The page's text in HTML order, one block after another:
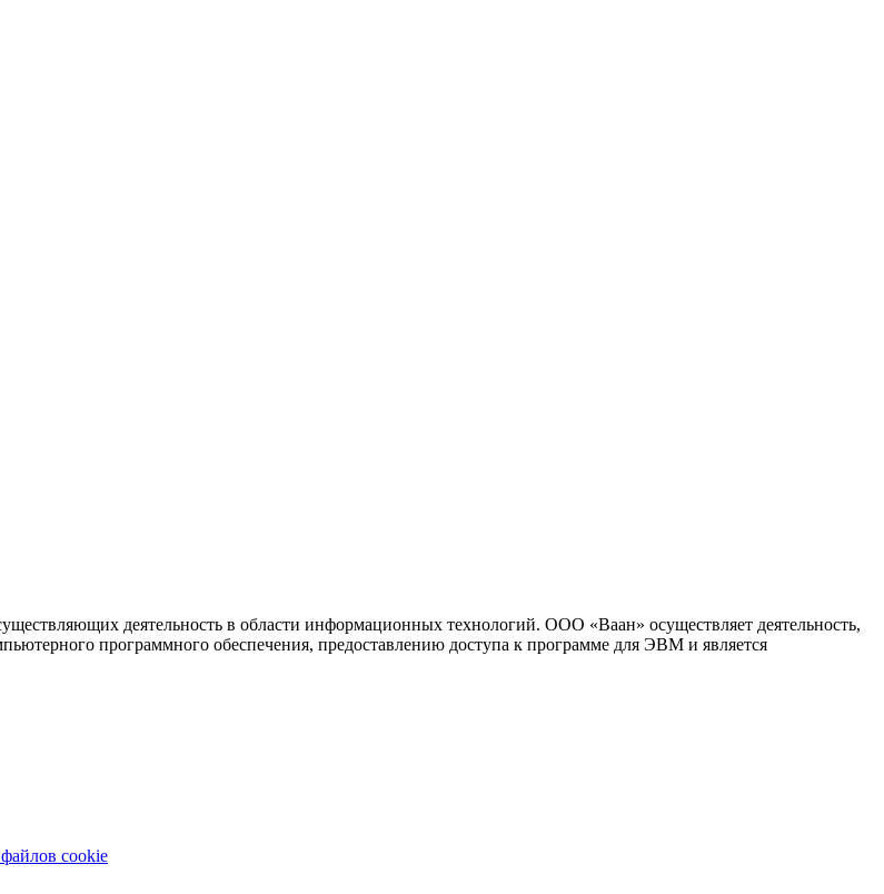
деятельность в области информационных технологий. ООО «Ваан» осуществляет деятельность,
программного обеспечения, предоставлению доступа к программе для ЭВМ и является
cookie